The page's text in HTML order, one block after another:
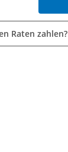
Raten zahlen?